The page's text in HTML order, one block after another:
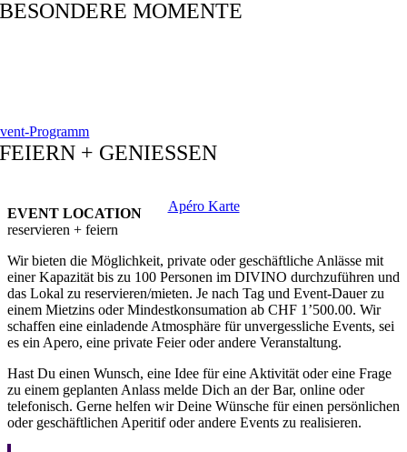
BESONDERE MOMENTE
Programm
FEIERN + GENIESSEN
Apéro Karte
EVENT LOCATION
reservieren + feiern
Wir bieten die Möglichkeit, private oder geschäftliche Anlässe mit
einer Kapazität bis zu 100 Personen im DIVINO durchzuführen und
das Lokal zu reservieren/mieten. Je nach Tag und Event-Dauer zu
einem Mietzins oder Mindestkonsumation ab CHF 1’500.00. Wir
schaffen eine einladende Atmosphäre für unvergessliche Events, sei
es ein Apero, eine private Feier oder andere Veranstaltung.
Hast Du einen Wunsch, eine Idee für eine Aktivität oder eine Frage
zu einem geplanten Anlass melde Dich an der Bar, online oder
telefonisch. Gerne helfen wir Deine Wünsche für einen persönlichen
oder geschäftlichen Aperitif oder andere Events zu realisieren.